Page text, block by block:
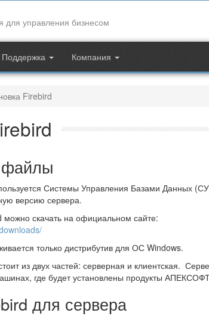
установки СУБД Firebird
АПЕКСОФТ
для управления бизнесом
Поддержка Компания
Firebird
Системы Управления Базами Данных
версию сервера.
скачать на официальном сайте:
только дистрибутив для ОС Windows.
из двух частей: серверная и клиентская.
где будет установлены продукты
для сервера